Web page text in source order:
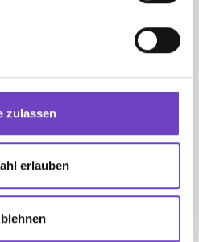
zulassen
erlauben
Pakete geben dir Infos
in die Hand, wie du dich für